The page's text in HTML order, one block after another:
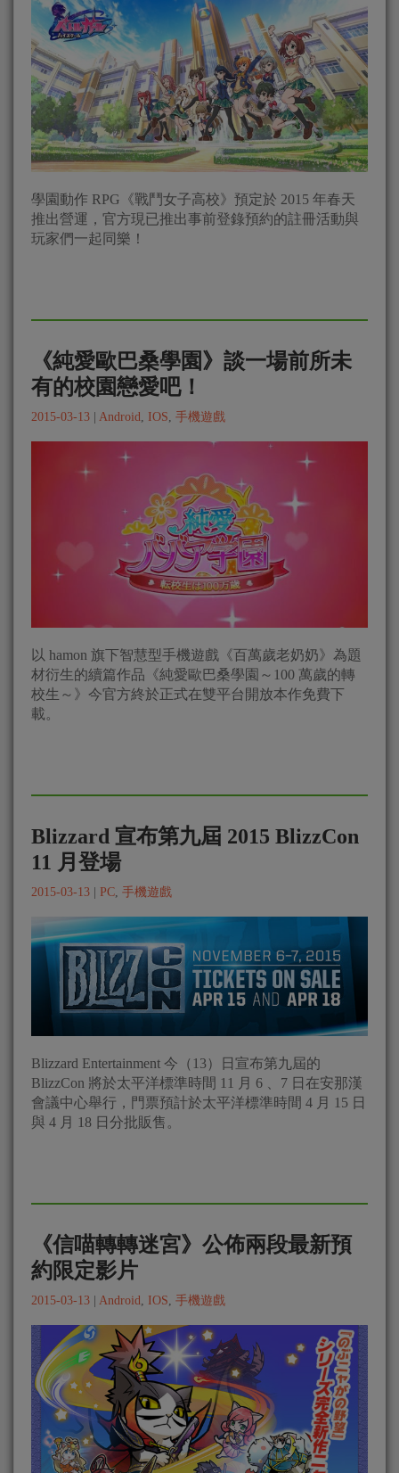
學園動作 RPG《戰鬥女子高校》預定於 2015 年春天
推出營運，官方現已推出事前登錄預約的註冊活動與
玩家們一起同樂！
《純愛歐巴桑學園》談一場前所未
有的校園戀愛吧！
2015-03-13 | Android IOS 手機遊戲
以 hamon 旗下智慧型手機遊戲《百萬歲老奶奶》為題
材衍生的續篇作品《純愛歐巴桑學園～100 萬歲的轉
校生～》今官方終於正式在雙平台開放本作免費下
載。
Blizzard 宣布第九屆 2015 BlizzCon
11 月登場
2015-03-13 PC 手機遊戲
Blizzard Entertainment 今（13）日宣布第九屆的
BlizzCon 將於太平洋標準時間 11 月 6 、7 日在安那漢
會議中心舉行，門票預計於太平洋標準時間 4 月 15 日
與 4 月 18 日分批販售。
《信喵轉轉迷宮》公佈兩段最新預
約限定影片
2015-03-13 Android, IOS, 手機遊戲